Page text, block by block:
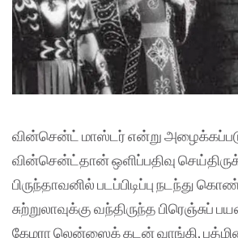
வின்சென்ட் மாஸ்டர் என்று
வின்சென்ட்தான் ஒளிப்பதிவு
பிருந்தாவனில் படப்பிடிப்பு நடந்து
சுற்றுலாவுக்கு வந்திருந்த பிரெஞ்சுப்
கேமரா லென்ஸைக் கடன் வாங்கி, பத்மினி